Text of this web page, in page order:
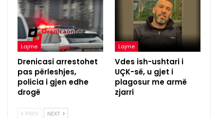
Lajme
Drenicasi arrestohet
pas përleshjes,
policia i gjen edhe
drogë
Lajme
Vdes ish-ushtari i
UÇK-së, u gjet i
plagosur me armë
zjarri
PREV NEXT